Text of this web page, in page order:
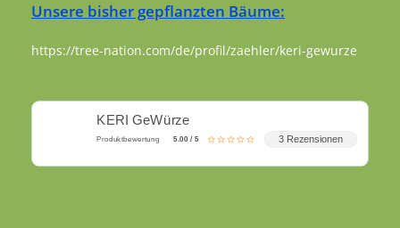
Unsere bisher gepflanzten Bäume:
https://tree-nation.com/de/profil/zaehler/keri-gewurze
KERI GeWürze
Produktbewertung 5.00 / 5 3 Rezensionen